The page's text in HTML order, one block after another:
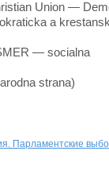
Union —
a
— socialna
strana)
Парламентские